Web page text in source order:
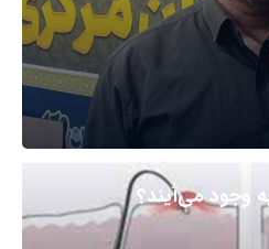
وجود می‌آیند؟